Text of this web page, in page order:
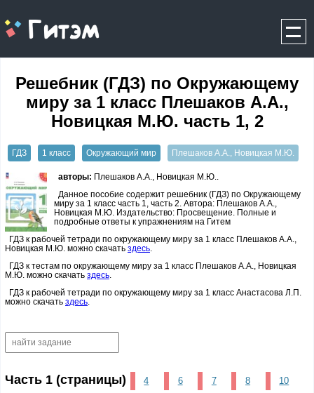
gitem.me
Решебник (ГДЗ) по Окружающему
миру за 1 класс Плешаков А.А.,
Новицкая М.Ю. часть 1, 2
ГДЗ 1 класс Окружающий мир Плешаков А.А., Новицкая М.Ю.
авторы: Плешаков А.А., Новицкая М.Ю..
Данное пособие содержит решебник (ГДЗ) по Окружающему
миру за 1 класс часть 1, часть 2. Автора: Плешаков А.А.,
Новицкая М.Ю. Издательство: Просвещение. Полные и
подробные ответы к упражнениям на Гитем
ГДЗ к рабочей тетради по окружающему миру за 1 класс Плешаков А.А.,
Новицкая М.Ю. можно скачать здесь
ГДЗ к тестам по окружающему миру за 1 класс Плешаков А.А., Новицкая
М.Ю. можно скачать здесь
ГДЗ к рабочей тетради по окружающему миру за 1 класс Анастасова Л.П.
можно скачать здесь
Часть 1 (страницы) 4 6 7 8 10